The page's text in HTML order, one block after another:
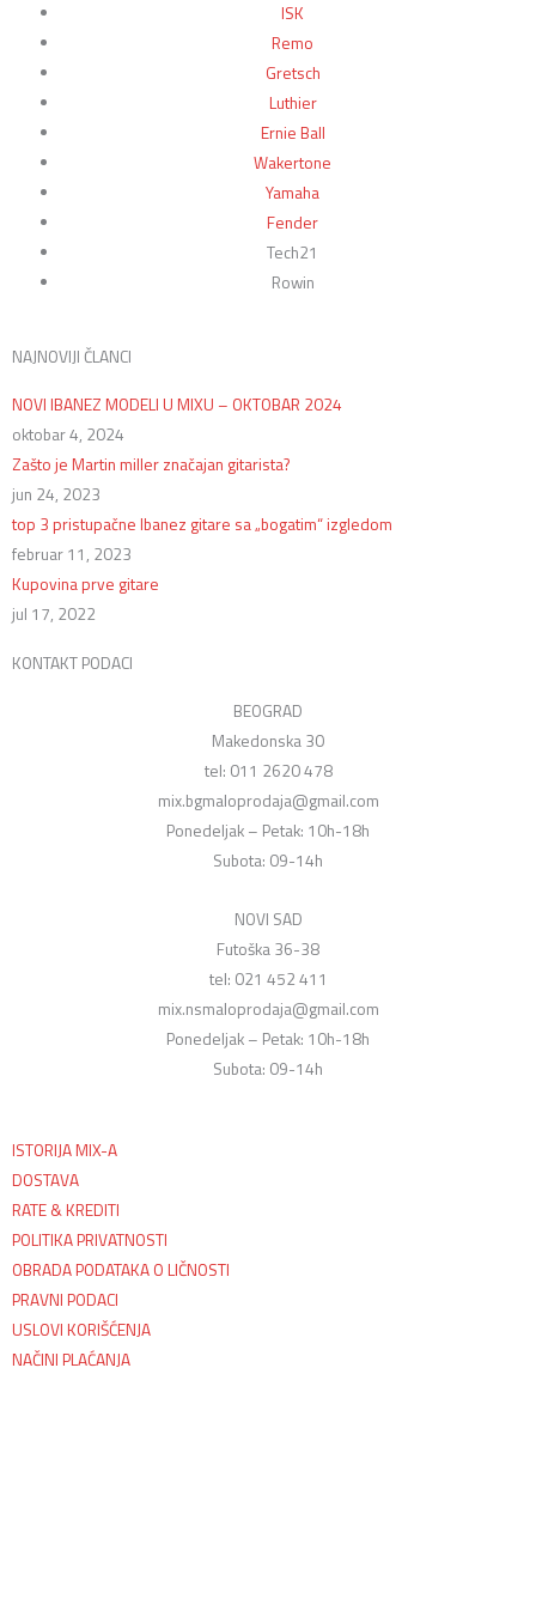
ISK
Remo
Gretsch
Luthier
Ernie Ball
Wakertone
Yamaha
Fender
Tech21
Rowin
NAJNOVIJI ČLANCI
NOVI IBANEZ MODELI U MIXU – OKTOBAR 2024
oktobar 4, 2024
Zašto je Martin miller značajan gitarista?
jun 24, 2023
top 3 pristupačne Ibanez gitare sa „bogatim“ izgledom
februar 11, 2023
Kupovina prve gitare
jul 17, 2022
KONTAKT PODACI
BEOGRAD
Makedonska 30
tel: 011 2620 478
mix.bgmaloprodaja@gmail.com
Ponedeljak – Petak: 10h-18h
Subota: 09-14h
NOVI SAD
Futoška 36-38
tel: 021 452 411
mix.nsmaloprodaja@gmail.com
Ponedeljak – Petak: 10h-18h
Subota: 09-14h
ISTORIJA MIX-A
DOSTAVA
RATE & KREDITI
POLITIKA PRIVATNOSTI
OBRADA PODATAKA O LIČNOSTI
PRAVNI PODACI
USLOVI KORIŠĆENJA
NAČINI PLAĆANJA